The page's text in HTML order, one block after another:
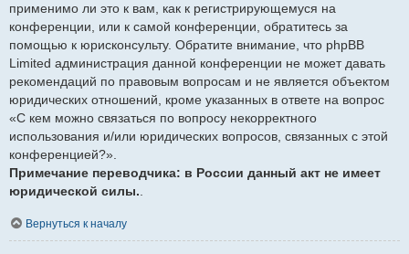
применимо ли это к вам, как к регистрирующемуся на
конференции, или к самой конференции, обратитесь за
помощью к юрисконсульту. Обратите внимание, что phpBB
Limited администрация данной конференции не может давать
рекомендаций по правовым вопросам и не является объектом
юридических отношений, кроме указанных в ответе на вопрос
«С кем можно связаться по вопросу некорректного
использования и/или юридических вопросов, связанных с этой
конференцией?».
Примечание переводчика: в России данный акт не имеет
юридической силы..
Вернуться к началу